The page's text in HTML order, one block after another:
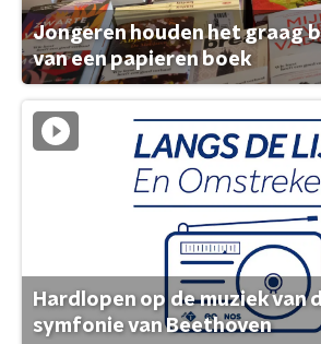
Jongeren houden het graag
van een papieren boek
Hardlopen op de muziek van
symfonie van Beethoven